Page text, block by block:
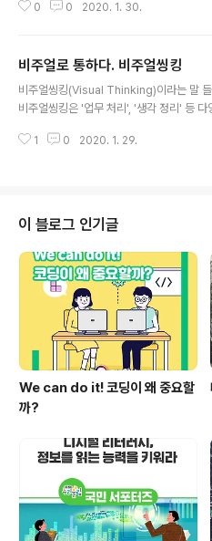
설들을 소개해드리겠습니다. ​ 평소 딱딱하고
부 #국민서포터즈 #에듀쿠 #작가이상 #이
가 #우리만_믿고_따라와
0 0 2020. 1. 30.
비주얼로 통하다. 비주얼씽킹
비주얼씽킹(Visual Thinking)이라는 말
비주얼씽킹은 '업무 처리', '생각 정리' 등 다
라는 용어가 등장하고 있습니다. 비주얼씽킹
즉 '이미지로 생각하는 습관'을 말합니다! 어
까요? ※자료 출처: 유튜브 teacherville 비
영상 비주얼씽킹은 복잡한 내용이나 개념
로 표현하여 정리, 이해, 기억에 도움을 주
전달하고자 하는 정보의 핵심을 파악하고
1 0 2020. 1. 29.
이 블로그 인기글
We can do it! 코딩이 왜 중요할
까?